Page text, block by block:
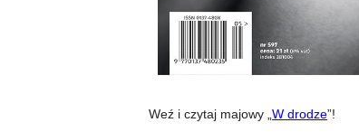
Weź i czytaj majowy „W drodze”!